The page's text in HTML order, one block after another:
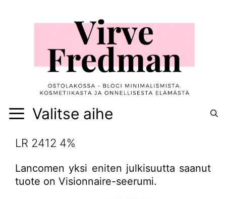
Valitse aihe
LR 2412 4%
Lancomen yksi eniten julkisuutta saanut
tuote on Visionnaire-seerumi.